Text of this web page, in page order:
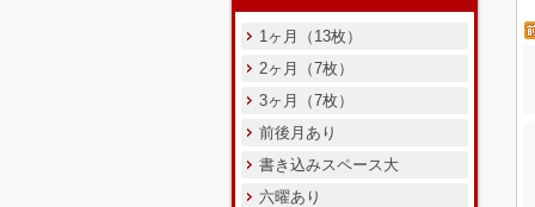
1ヶ月（13枚）
2ヶ月（7枚）
3ヶ月（7枚）
前後月あり
書き込みスペース大
六曜あり